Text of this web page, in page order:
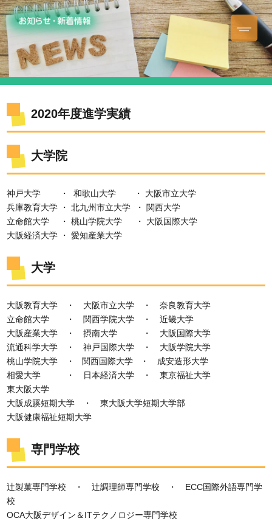
2020年度進学実績
大学院
神戸大学 ・ 和歌山大学 ・ 大阪市立大学
兵庫教育大学 ・ 北九州市立大学 ・ 関西大学
立命館大学 ・ 桃山学院大学 ・ 大阪国際大学
大阪経済大学 ・ 愛知産業大学
大学
大阪教育大学 ・ 大阪市立大学 ・ 奈良教育大学
立命館大学 ・ 関西学院大学 ・ 近畿大学
大阪産業大学 ・ 摂南大学 ・ 大阪国際大学
流通科学大学 ・ 神戸国際大学 ・ 大阪学院大学
桃山学院大学 ・ 関西国際大学 ・ 成安造形大学
相愛大学 ・ 日本経済大学 ・ 東京福祉大学
東大阪大学
大阪成蹊短期大学 ・ 東大阪大学短期大学部
大阪健康福祉短期大学
専門学校
辻製菓専門学校 ・ 辻調理師専門学校 ・ ECC国際外語専門学
校
OCA大阪デザイン＆ITテクノロジー専門学校